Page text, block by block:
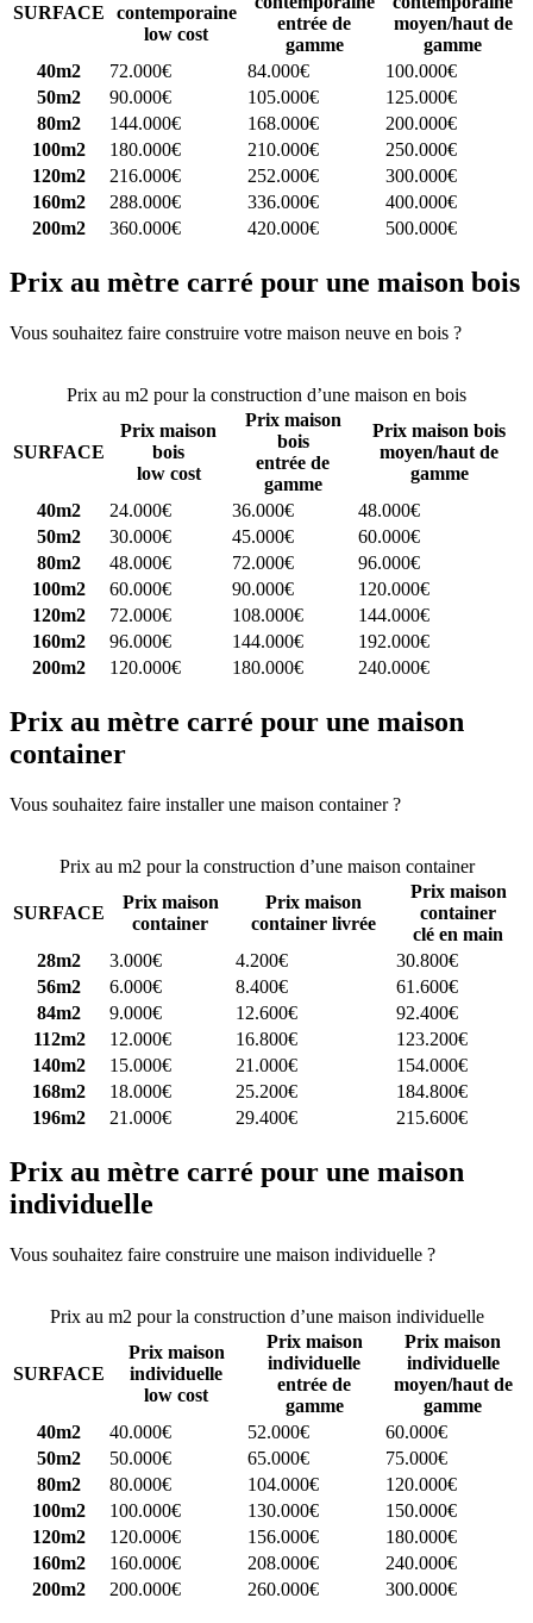
SURFACE
contemporaine
low cost
entrée de
gamme
moyen/haut de
gamme
40m2
72.000€ 84.000€
100.000€
50m2
90.000€ 105.000€
125.000€
80m2
144.000€ 168.000€
200.000€
100m2
180.000€ 210.000€
250.000€
120m2
216.000€ 252.000€
300.000€
160m2
288.000€ 336.000€
400.000€
200m2
360.000€ 420.000€ 500.000€
Prix au mètre carré pour une maison bois
Vous souhaitez faire construire votre maison neuve en bois ?
Prix au m2 pour la construction d’une maison en bois
SURFACE
Prix maison
bois
low cost
Prix maison
bois
entrée de
gamme
Prix maison bois
moyen/haut de
gamme
40m2
24.000€ 36.000€
48.000€
50m2
30.000€ 45.000€
60.000€
80m2
48.000€ 72.000€
96.000€
100m2
60.000€ 90.000€
120.000€
120m2
72.000€ 108.000€
144.000€
160m2
96.000€ 144.000€
192.000€
200m2
120.000€ 180.000€ 240.000€
Prix au mètre carré pour une maison
container
Vous souhaitez faire installer une maison container ?
Prix au m2 pour la construction d’une maison container
SURFACE
Prix maison
container
Prix maison
container livrée
Prix maison
container
clé en main
28m2
3.000€ 4.200€
30.800€
56m2
6.000€ 8.400€
61.600€
84m2
9.000€ 12.600€
92.400€
112m2
12.000€ 16.800€
123.200€
140m2
15.000€ 21.000€
154.000€
168m2
18.000€ 25.200€
184.800€
196m2
21.000€ 29.400€ 215.600€
Prix au mètre carré pour une maison
individuelle
Vous souhaitez faire construire une maison individuelle ?
Prix au m2 pour la construction d’une maison individuelle
SURFACE
Prix maison
individuelle
low cost
Prix maison
individuelle
entrée de
gamme
Prix maison
individuelle
moyen/haut de
gamme
40m2
40.000€ 52.000€
60.000€
50m2
50.000€ 65.000€
75.000€
80m2
80.000€ 104.000€
120.000€
100m2
100.000€ 130.000€
150.000€
120m2
120.000€ 156.000€
180.000€
160m2
160.000€ 208.000€
240.000€
200m2
200.000€ 260.000€ 300.000€